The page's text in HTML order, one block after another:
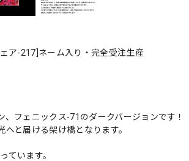
ア-217]ネーム入り・完全受注生産
フェニックス-71のダークバージョンです！
と届ける架け橋となります。
ています。